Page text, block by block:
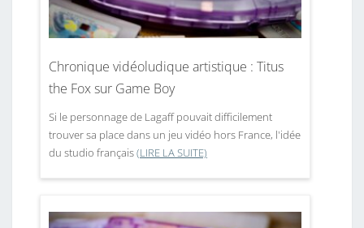
Chronique vidéoludique artistique : Titus
the Fox sur Game Boy
Si le personnage de Lagaff pouvait difficilement
trouver sa place dans un jeu vidéo hors France, l'idée
du studio français(LIRE LA SUITE)